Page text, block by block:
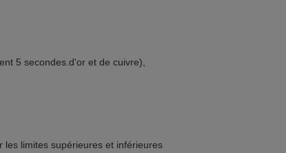
5 secondes.d'or et de cuivre),
limites supérieures et inférieures